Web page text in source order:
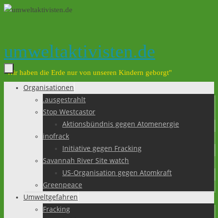
Zum
umweltaktivisten.de
"Wir haben die Erde nur von unseren Kindern geborgt"
Zum
Organisationen
.ausgestrahlt
Stop Westcastor
Aktionsbündnis gegen Atomenergie
inofrack
Initiative gegen Fracking
Savannah River Site watch
US-Organisation gegen Atomkraft
Greenpeace
Umweltgefahren
Fracking